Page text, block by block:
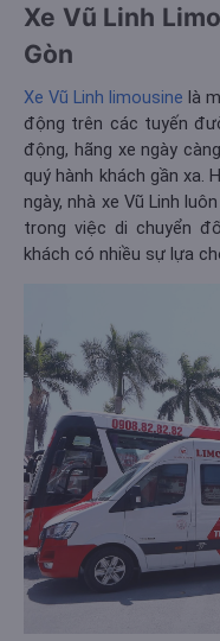
Xe Vũ Linh
Gòn
Xe Vũ Linh limousine là
động trên các tuyến
động, hãng xe ngày
quý hành khách gần xa.
ngày, nhà xe Vũ Linh
trong việc di chuyển
khách có nhiều sự lựa